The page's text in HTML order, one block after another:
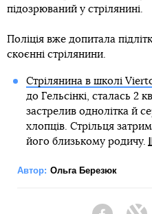
підозрюваний у стрілянині.
Поліція вже допитала
скоєнні стрілянини.
Стрілянина в школі
до Гельсінкі, сталась 2
застрелив однолітка й
хлопців. Стрільця
його близькому родичу.
Автор: Ольга Березюк